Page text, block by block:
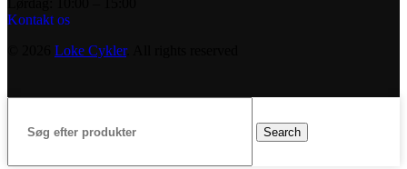
Kontakt os
Loke Cykler. All rights reserved
Search